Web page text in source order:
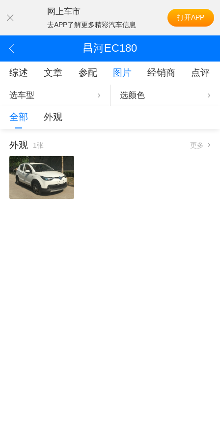
网上车市
去APP了解更多精彩汽车信息
打开APP
昌河EC180
综述 文章 参配 图片 经销商 点评
选车型 选颜色
全部 外观
外观 1张 更多